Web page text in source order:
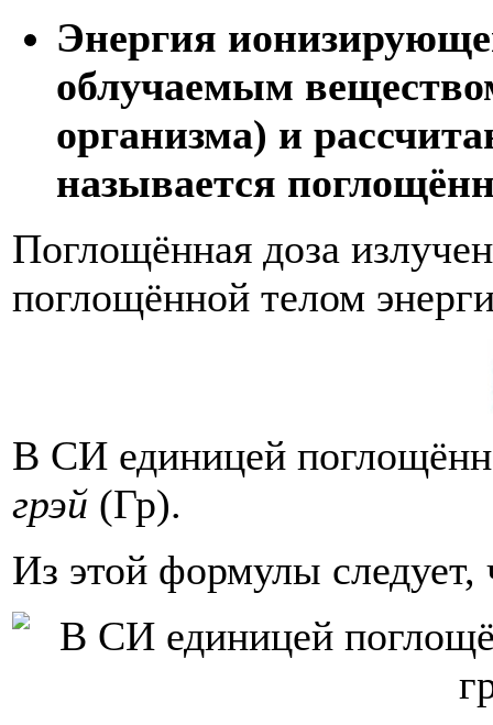
Энергия
облучаемым
организма) и
называется
Поглощённая доза
поглощённой телом
В СИ единицей
грэй (Гр).
Из этой формулы следует,